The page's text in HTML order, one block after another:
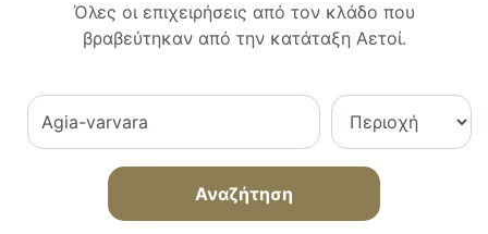
Όλες οι επιχειρήσεις από τον κλάδο που
βραβεύτηκαν από την κατάταξη Αετοί.
Αναζήτηση